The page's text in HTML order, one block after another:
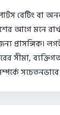
বেটিং বা
আগে মনে
জন্য প্রাসঙ্গিক।
সীমা,